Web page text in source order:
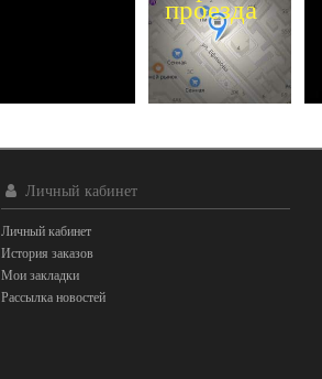
проезда
Личный кабинет
Личный кабинет
История заказов
Мои закладки
Рассылка новостей